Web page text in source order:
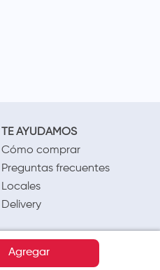
Agregar
TE AYUDAMOS
Cómo comprar
Preguntas frecuentes
Locales
Delivery
CALL CENTER